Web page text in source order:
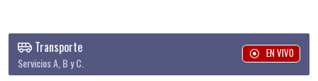
Transporte
Servicios A, B y C.
EN VIVO